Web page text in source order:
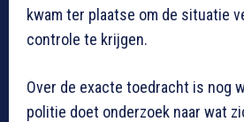
kwam ter plaatse om de situatie
controle te krijgen.
Over de exacte toedracht is nog
politie doet onderzoek naar wat